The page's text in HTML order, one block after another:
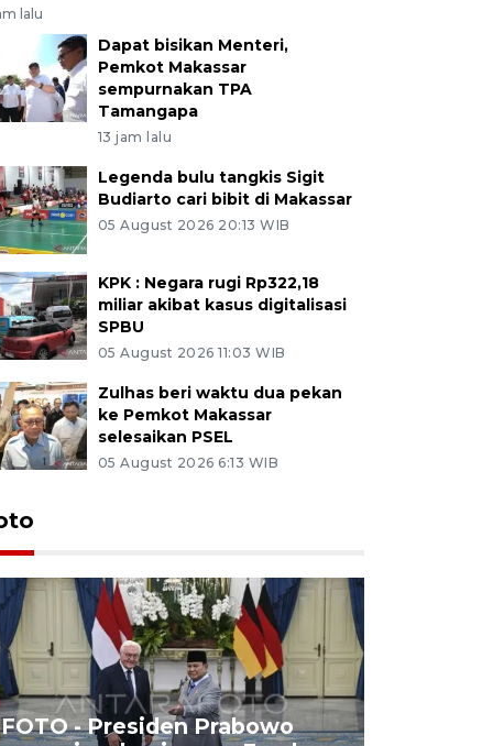
lalu
Dapat bisikan Menteri,
Pemkot Makassar
sempurnakan TPA
Tamangapa
13 jam lalu
Legenda bulu tangkis Sigit
Budiarto cari bibit di Makassar
05 August 2026 20:13 WIB
KPK : Negara rugi Rp322,18
miliar akibat kasus digitalisasi
SPBU
05 August 2026 11:03 WIB
Zulhas beri waktu dua pekan
ke Pemkot Makassar
selesaikan PSEL
05 August 2026 6:13 WIB
FOTO - Presiden Prabowo